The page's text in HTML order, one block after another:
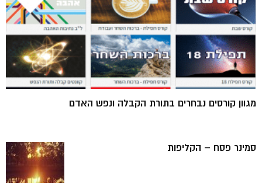
מגוון קורסים נבחרים בתורת הקבלה ונפש האדם
סמינר פסח – הקליפות